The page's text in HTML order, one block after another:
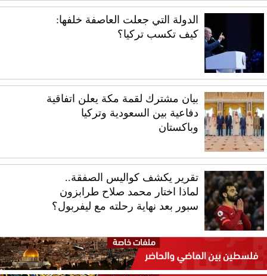
الدولة التي جعلت العاصفة خلفها:
كيف تكسب تركيا؟
بيان مشترك لقمة مكة يعلن اتفاقية
دفاعية بين السعودية وتركيا
وباكستان
تقرير يكشف كواليس الصفقة..
لماذا اختار محمد صلاح طرابزون
سبور بعد نهاية رحلته مع ليفربول؟